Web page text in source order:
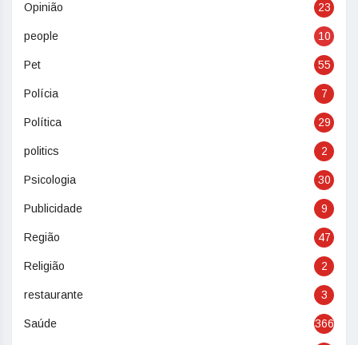
Opinião 23
people 10
Pet 55
Polícia 7
Política 29
politics 2
Psicologia 30
Publicidade 9
Região 47
Religião 2
restaurante 3
Saúde 366